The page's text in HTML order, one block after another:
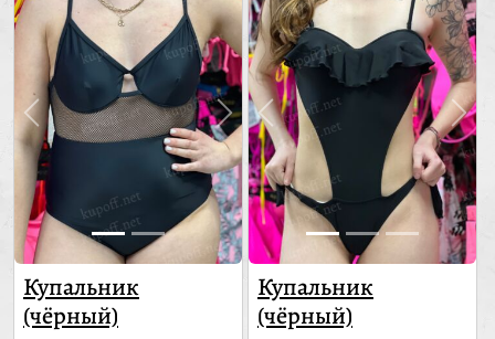
Купальник
(чёрный)
Купальник
(чёрный)